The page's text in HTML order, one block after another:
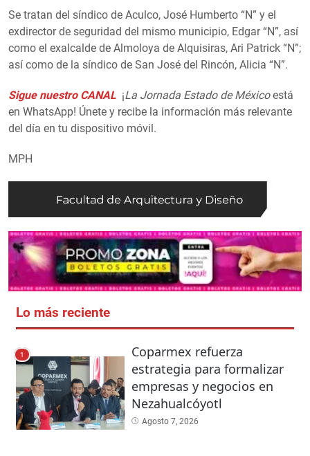
Se tratan del síndico de Aculco, José Humberto “N” y el
exdirector de seguridad del mismo municipio, Edgar “N”, así
como el exalcalde de Almoloya de Alquisiras, Ari Patrick “N”;
así como de la síndico de San José del Rincón, Alicia “N”.
Sigue nuestro CANAL ¡La Jornada Estado de Méxicoestá
en WhatsApp! Únete y recibe la información más relevante
del día en tu dispositivo móvil.
MPH
Lo más reciente
1
Coparmex refuerza
estrategia para formalizar
empresas y negocios en
Nezahualcóyotl
Agosto 7, 2026